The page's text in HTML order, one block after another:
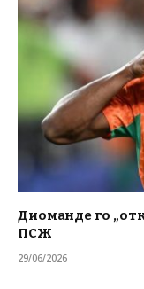
Диоманде го
ПСЖ
29/06/2026